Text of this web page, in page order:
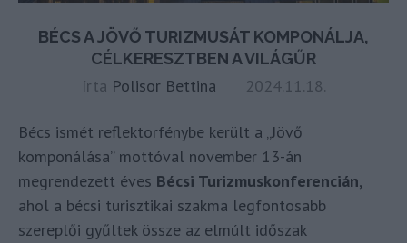
BÉCS A JÖVŐ TURIZMUSÁT KOMPONÁLJA,
CÉLKERESZTBEN A VILÁGŰR
írta Polisor Bettina 2024.11.18.
Bécs ismét reflektorfénybe került a „Jövő
komponálása” mottóval november 13-án
megrendezett éves Bécsi Turizmuskonferencián,
ahol a bécsi turisztikai szakma legfontosabb
szereplői gyűltek össze az elmúlt időszak